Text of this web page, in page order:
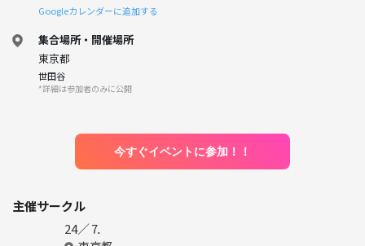
Googleカレンダーに追加する
集合場所・開催場所
東京都
世田谷
*詳細は参加者のみに公開
今すぐイベントに参加！！
主催サークル
24／⒎